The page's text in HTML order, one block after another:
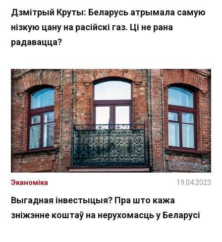
Дзмітрый Круты: Беларусь атрымала самую
нізкую цану на расійскі газ. Ці не рана
радавацца?
Выгадная інвестыцыя? Пра што кажа
зніжэнне коштаў на нерухомасць у Беларусі
Эканоміка 19.04.2023